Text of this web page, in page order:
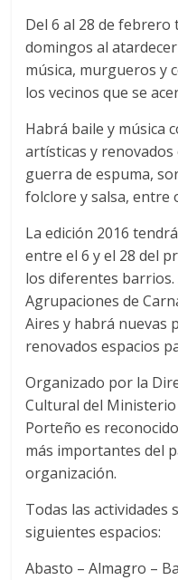
Del 6 al 28 de febrero
domingos al
música, murgueros y
los vecinos que se
Habrá baile y música
artísticas y renovados
guerra de espuma,
folclore y salsa, entre
La edición 2016
entre el 6 y el 28 del
los diferentes barrios.
Agrupaciones de
Aires y habrá nuevas
renovados espacios
Organizado por la
Cultural del
Porteño es
más importantes del
organización.
Todas las
siguientes espacios:
Abasto – Almagro –